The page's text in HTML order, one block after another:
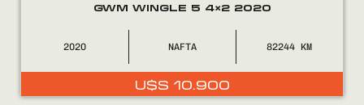
GWM WINGLE 5 4×2 2020
2020 NAFTA 82244
U$S 10.900